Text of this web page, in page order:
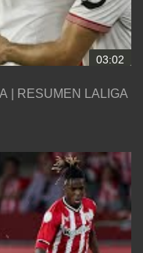
03:02
| RESUMEN LALIGA